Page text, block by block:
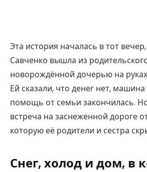
Эта история началась в тот
Савченко вышла из
новорождённой дочерью на
Ей сказали, что денег нет,
помощь от семьи закончилась.
встреча на заснеженной дороге
которую её родители и сестра
Снег, холод и дом, в